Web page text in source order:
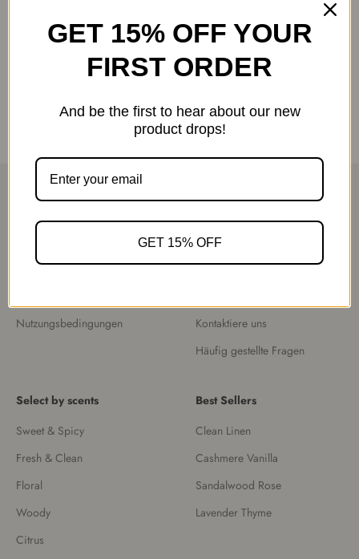
Sandalwood Rose
Angebot
$18.89
Rückgaberecht
Nutzungsbedingungen
Über uns
Kooperationsprogramm
Kontaktiere uns
Häufig gestellte Fragen
Select by scents
Sweet & Spicy
Fresh & Clean
Floral
Woody
Citrus
Best Sellers
Clean Linen
Cashmere Vanilla
Sandalwood Rose
Lavender Thyme
GET 15% OFF YOUR
FIRST ORDER
And be the first to hear about our new
product drops!
GET 15% OFF